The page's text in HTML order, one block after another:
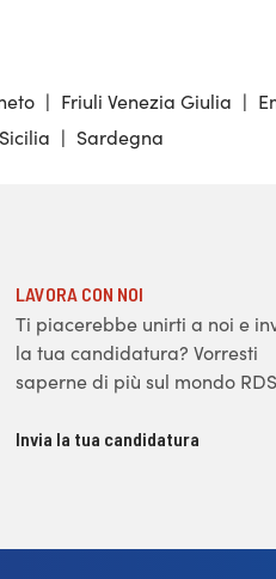
| Friuli Venezia Giulia |
Sicilia | Sardegna
LAVORA CON NOI
Ti piacerebbe unirti a noi e
la tua candidatura? Vorresti
saperne di più sul mondo
Invia la tua candidatura